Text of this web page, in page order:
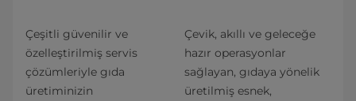
Çeşitli güvenilir ve
özelleştirilmiş servis
çözümleriyle gıda
üretiminizin
Çevik, akıllı ve geleceğe
hazır operasyonlar
sağlayan, gıdaya yönelik
üretilmiş esnek,